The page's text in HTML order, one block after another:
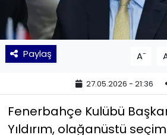
Paylaş A-
27.05.2026 - 21:36
Fenerbahçe Kulübü
Yıldırım, olağanüstü
SAĞLIK
Siyaset
TEKNOLOJİ